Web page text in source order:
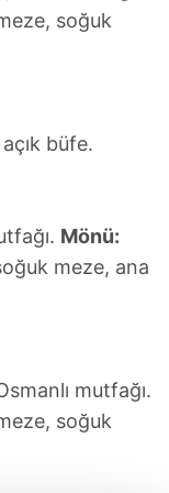
soğuk
büfe.
Mönü:
meze, ana
mutfağı.
soğuk